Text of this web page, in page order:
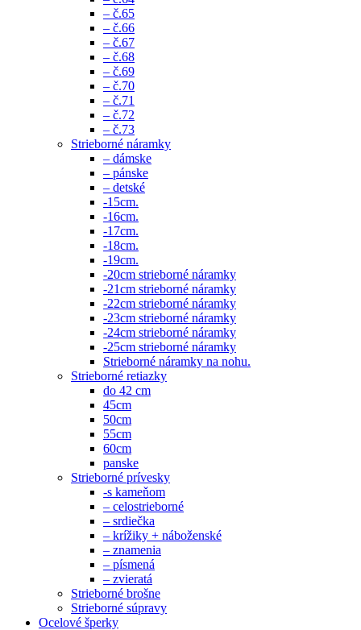
– č.65
– č.66
– č.67
– č.68
– č.69
– č.70
– č.71
– č.72
– č.73
Strieborné náramky
– dámske
– pánske
– detské
-15cm.
-16cm.
-17cm.
-18cm.
-19cm.
-20cm strieborné náramky
-21cm strieborné náramky
-22cm strieborné náramky
-23cm strieborné náramky
-24cm strieborné náramky
-25cm strieborné náramky
Strieborné náramky na nohu.
Strieborné retiazky
do 42 cm
45cm
50cm
55cm
60cm
panske
Strieborné prívesky
-s kameňom
– celostrieborné
– srdiečka
– krížiky + náboženské
– znamenia
– písmená
– zvieratá
Strieborné brošne
Strieborné súpravy
Ocelové šperky